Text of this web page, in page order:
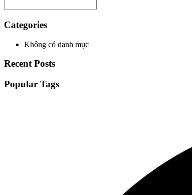
Categories
Không có danh mục
Recent Posts
Popular Tags